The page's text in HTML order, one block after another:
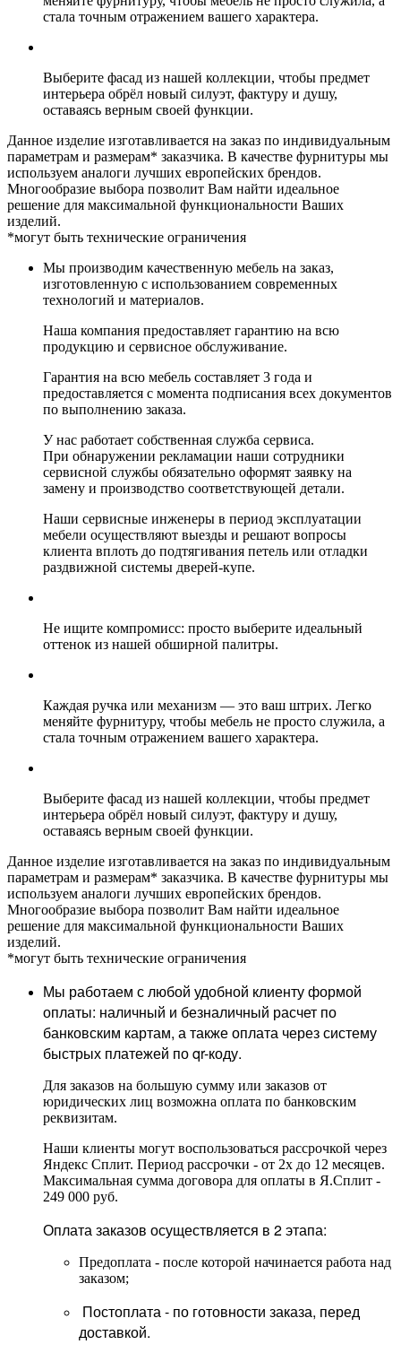
стала точным отражением вашего характера.
Выберите фасад из нашей коллекции, чтобы предмет
интерьера обрёл новый силуэт, фактуру и душу,
оставаясь верным своей функции.
Данное изделие изготавливается на заказ по индивидуальным
параметрам и размерам* заказчика. В качестве фурнитуры мы
используем аналоги лучших европейских брендов.
Многообразие выбора позволит Вам найти идеальное
решение для максимальной функциональности Ваших
изделий.
*могут быть технические ограничения
Мы производим качественную мебель на заказ,
изготовленную с использованием современных
технологий и материалов.
Наша компания предоставляет гарантию на всю
продукцию и сервисное обслуживание.
Гарантия на всю мебель составляет 3 года и
предоставляется с момента подписания всех документов
по выполнению заказа.
У нас работает собственная служба сервиса.
При обнаружении рекламации наши сотрудники
сервисной службы обязательно оформят заявку на
замену и производство соответствующей детали.
Наши сервисные инженеры в период эксплуатации
мебели осуществляют выезды и решают вопросы
клиента вплоть до подтягивания петель или отладки
раздвижной системы дверей-купе.
Не ищите компромисс: просто выберите идеальный
оттенок из нашей обширной палитры.
Каждая ручка или механизм — это ваш штрих. Легко
меняйте фурнитуру, чтобы мебель не просто служила, а
стала точным отражением вашего характера.
Выберите фасад из нашей коллекции, чтобы предмет
интерьера обрёл новый силуэт, фактуру и душу,
оставаясь верным своей функции.
Данное изделие изготавливается на заказ по индивидуальным
параметрам и размерам* заказчика. В качестве фурнитуры мы
используем аналоги лучших европейских брендов.
Многообразие выбора позволит Вам найти идеальное
решение для максимальной функциональности Ваших
изделий.
*могут быть технические ограничения
Мы работаем с любой удобной клиенту формой
оплаты: наличный и безналичный расчет по
банковским картам, а также оплата через систему
быстрых платежей по qr-коду.
Для заказов на большую сумму или заказов от
юридических лиц возможна оплата по банковским
реквизитам.
Наши клиенты могут воспользоваться рассрочкой через
Яндекс Сплит. Период рассрочки - от 2х до 12 месяцев.
Максимальная сумма договора для оплаты в Я.Сплит -
249 000 руб.
Оплата заказов осуществляется в 2 этапа:
Предоплата - после которой начинается работа над
заказом;
Постоплата - по готовности заказа, перед
доставкой.